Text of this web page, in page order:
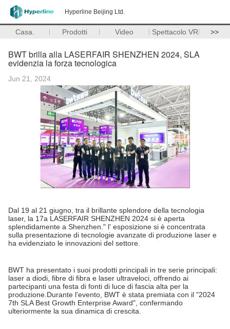
Hyperline Beijing Ltd.
Casa. Prodotti Video Spettacolo VR >>
BWT brilla alla LASERFAIR SHENZHEN 2024, SLA
evidenzia la forza tecnologica
Jun 21, 2024
Dal 19 al 21 giugno, tra il brillante splendore della tecnologia
laser, la 17a LASERFAIR SHENZHEN 2024 si è aperta
splendidamente a Shenzhen." l' esposizione si è concentrata
sulla presentazione di tecnologie avanzate di produzione laser e
ha evidenziato le innovazioni del settore.
BWT ha presentato i suoi prodotti principali in tre serie principali:
laser a diodi, fibre di fibra e laser ultraveloci, offrendo ai
partecipanti una festa di fonti di luce di fascia alta per la
produzione.Durante l'evento, BWT è stata premiata con il "2024
7th SLA Best Growth Enterprise Award", confermando
ulteriormente la sua dinamica di crescita.